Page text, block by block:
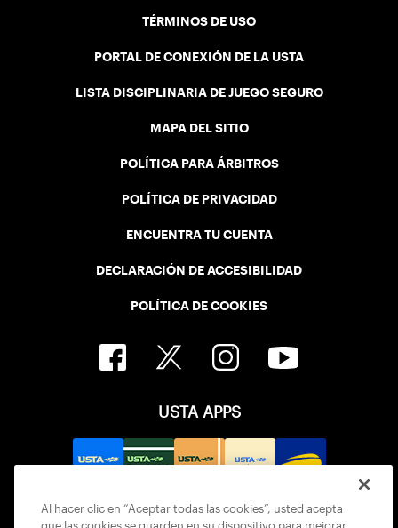
TÉRMINOS DE USO
PORTAL DE CONEXIÓN DE LA USTA
LISTA DISCIPLINARIA DE JUEGO SEGURO
MAPA DEL SITIO
POLÍTICA PARA ÁRBITROS
POLÍTICA DE PRIVACIDAD
ENCUENTRA TU CUENTA
DECLARACIÓN DE ACCESIBILIDAD
POLÍTICA DE COOKIES
USTA APPS
Al hacer clic en “Aceptar todas las cookies”, usted acepta